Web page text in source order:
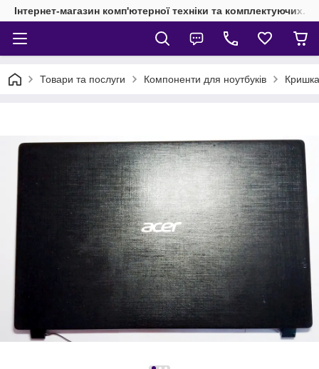
Інтернет-магазин комп'ютерної техніки та комплектуючих.
Товари та послуги Компоненти для ноутбуків